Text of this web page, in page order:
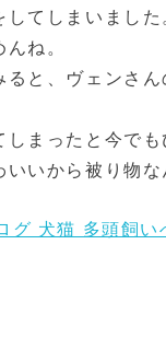
てしまいました
ね。
ると、ヴェンさ
まったと今でも
いから被り物な